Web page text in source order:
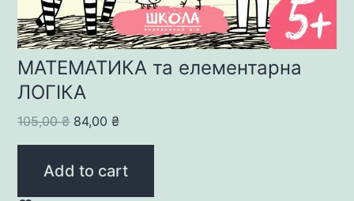
МАТЕМАТИКА та елементарна
ЛОГІКА
105,00₴ Original
price
was:
84,00₴Current
price
is:
Add to cart